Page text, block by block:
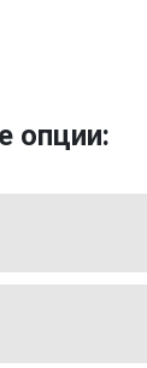
опции: